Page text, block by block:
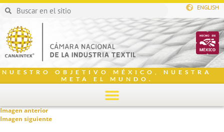
ENGLISH
NUESTRO OBJETIVO MÉXICO, NUESTRA
META EL MUNDO.
Imagen anterior
Imagen siguiente